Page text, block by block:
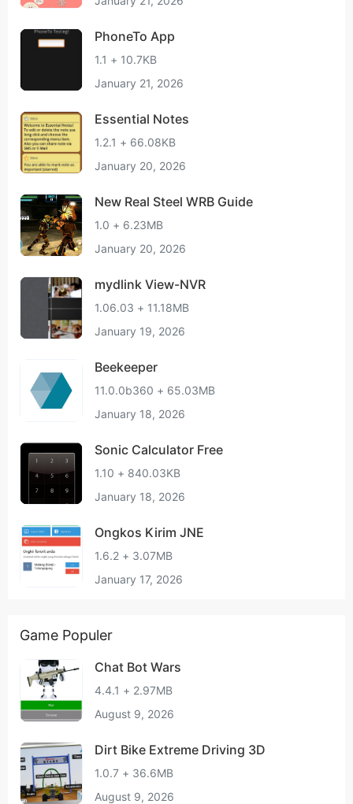
PhoneTo App
1.1 + 10.7KB
January 21, 2026
Essential Notes
1.2.1 + 66.08KB
January 20, 2026
New Real Steel WRB Guide
1.0 + 6.23MB
January 20, 2026
mydlink View-NVR
1.06.03 + 11.18MB
January 19, 2026
Beekeeper
11.0.0b360 + 65.03MB
January 18, 2026
Sonic Calculator Free
1.10 + 840.03KB
January 18, 2026
Ongkos Kirim JNE
1.6.2 + 3.07MB
January 17, 2026
Game Populer
Chat Bot Wars
4.4.1 + 2.97MB
August 9, 2026
Dirt Bike Extreme Driving 3D
1.0.7 + 36.6MB
August 9, 2026